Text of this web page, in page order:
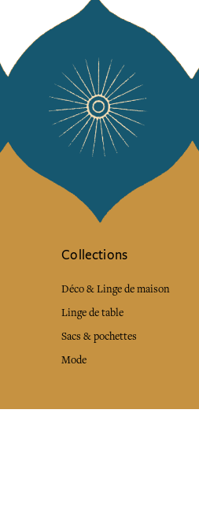
Collections
Déco & Linge de maison
Linge de table
Sacs & pochettes
Mode